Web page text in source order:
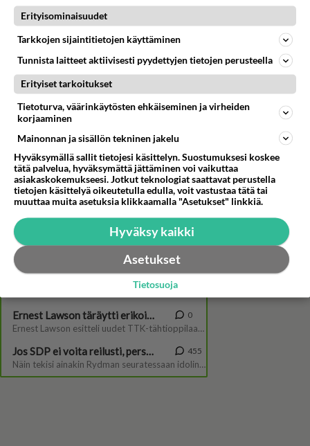
Jenni Kokander tuskaisen
valinnan äärellä: “Voi niitä on
niiiin paljon!”
Erityisominaisuudet
Tarkkojen sijaintitietojen käyttäminen
Tunnista laitteet aktiivisesti pyydettyjen tietojen perusteella
Erityiset tarkoitukset
Tietoturva, väärinkäytösten ehkäiseminen ja virheiden
korjaaminen
Mainonnan ja sisällön tekninen jakelu
Hyväksymällä sallit tietojesi käsittelyn. Suostumuksesi koskee
tätä palvelua, hyväksymättä jättäminen voi vaikuttaa
asiakaskokemukseesi. Jotkut teknologiat saattavat perustella
tietojen käsittelyä oikeutetulla edulla, voit vastustaa tätä tai
muuttaa muita asetuksia klikkaamalla "Asetukset" linkkiä.
Hyväksy kaikki
Asetukset
Tietosuoja